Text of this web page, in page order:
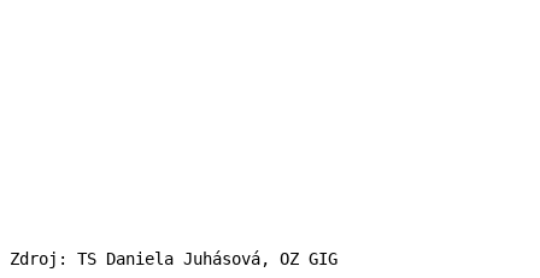
Zdroj: TS Daniela Juhásová, OZ GIG